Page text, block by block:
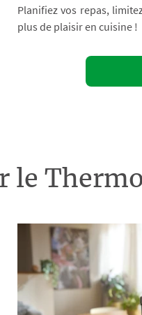
Planifiez vos repas,
plus de plaisir en cuisine !
le